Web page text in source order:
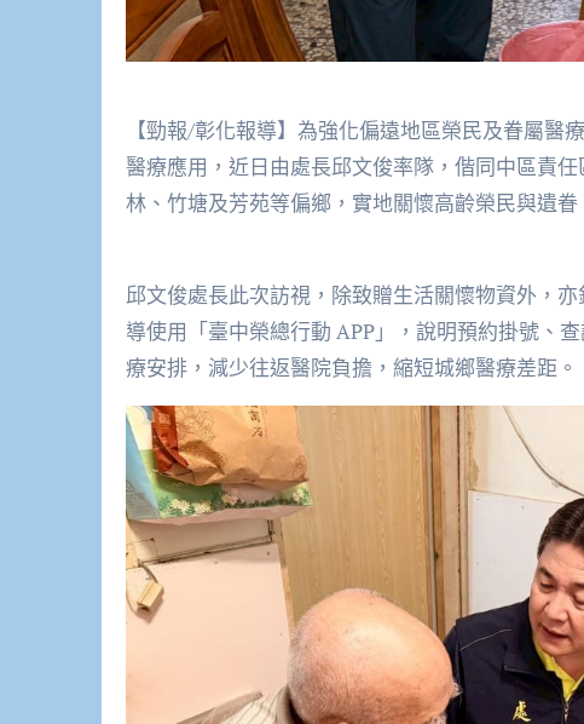
【勁報/彰化報導】為強化偏遠地區榮民及眷屬
醫療應用，近日由處長邱文俊率隊，偕同中區責
林、竹塘及芳苑等偏鄉，實地關懷高齡榮民與遺眷
邱文俊處長此次訪視，除致贈生活關懷物資外，
導使用「臺中榮總行動 APP」，說明預約掛號、
療安排，減少往返醫院負擔，縮短城鄉醫療差距。